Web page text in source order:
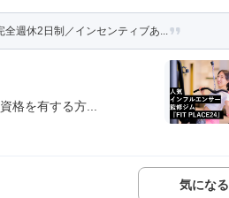
週休2日制／インセンティブあ...
格を有する方...
気になる